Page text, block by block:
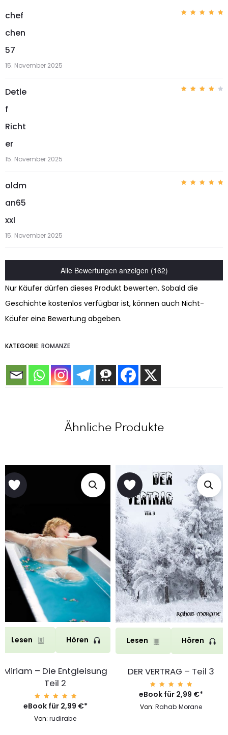
chef
chen
57
15. November 2025
Detle
f
Richt
er
15. November 2025
oldm
an65
xxl
15. November 2025
Alle Bewertungen anzeigen (162)
Nur Käufer dürfen dieses Produkt bewerten. Sobald die
Geschichte kostenlos verfügbar ist, können auch Nicht-
Käufer eine Bewertung abgeben.
KATEGORIE: ROMANZE
Ähnliche Produkte
Lesen Hören
Miriam – Die Entgleisung
Teil 2
Bewerte
t mit
von 5
eBook für 2,99 €*
Von:rudirabe
Lesen Hören
DER VERTRAG – Teil 3
Bewerte
t mit
von 5
eBook für 2,99 €*
Von:Rahab Morane